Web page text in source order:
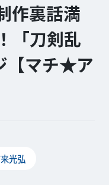
作裏話満
「刀剣乱
【マチ★ア
光弘